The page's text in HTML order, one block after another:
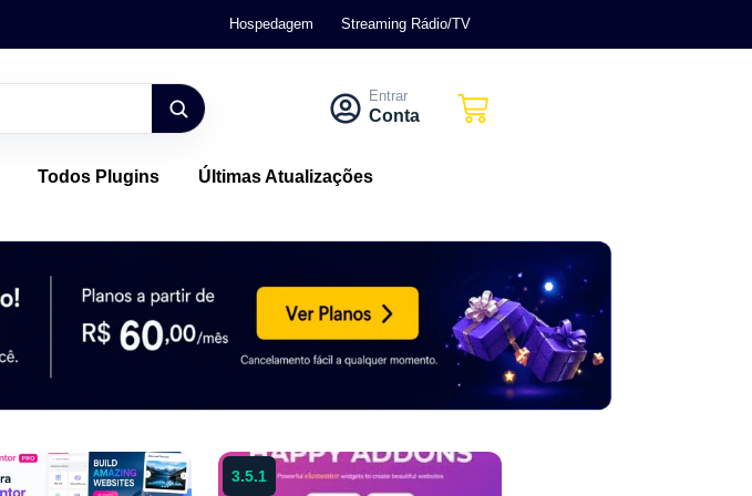
Hospedagem Streaming Rádio/TV
Entrar
Conta
Todos Plugins Últimas Atualizações
3.5.1